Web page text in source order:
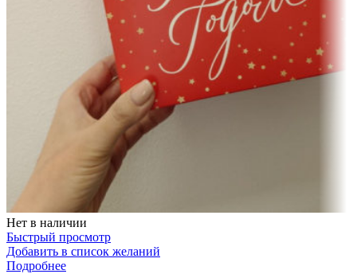
Нет в наличии
Быстрый просмотр
Добавить в список желаний
Подробнее